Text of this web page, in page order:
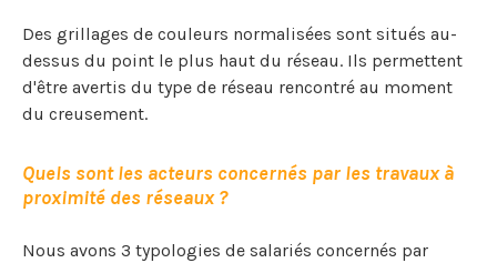
Des grillages de couleurs normalisées sont situés au-
dessus du point le plus haut du réseau. Ils permettent
d'être avertis du type de réseau rencontré au moment
du creusement.
Quels sont les acteurs concernés par les travaux à
proximité des réseaux ?
Nous avons 3 typologies de salariés concernés par